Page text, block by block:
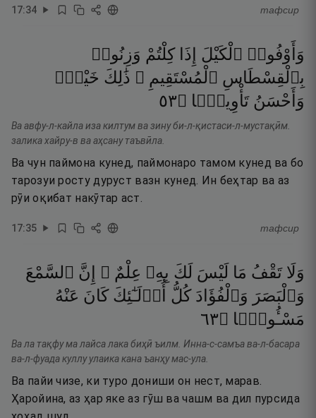
17:34 тафсир
وَأَوْفُوا۟ ٱلْكَيْلَ إِذَا كِلْتُمْ وَزِنُوا۟
بِٱلْقِسْطَاسِ ٱلْمُسْتَقِيمِ ۚ ذَٰلِكَ خَيْرٌۭ
وَأَحْسَنُ تَأْوِيلًۭا ۝٣٥
Ва авфу-л-кайла иза килтум ва зину би-л-қистаси-л-мустақӣм.
залика хайру-в ва аҳсану таъвӣла.
Ва чун паймона кунед, паймонаро тамом кунед ва бо
тарозуи росту дуруст вазн кунед. Ин беҳтар ва аз
рӯи оқибат накӯтар аст.
17:35 тафсир
وَلَا تَقْفُ مَا لَيْسَ لَكَ بِهِۦ عِلْمٌ ۚ إِنَّ ٱلسَّمْعَ
وَٱلْبَصَرَ وَٱلْفُؤَادَ كُلُّ أُو۟لَـٰٓئِكَ كَانَ عَنْهُ
مَسْـُٔولًۭا ۝٣٦
Ва ла тақфу ма лайса лака биҳӣ ъилм. Инна-с-самъа ва-л-басара
ва-л-фуада куллу улаика кана ъанҳу мас-ула.
Ва пайи чизе, ки туро дониши он нест, марав.
Ҳаройина, аз ҳар яке аз гӯш ва чашм ва дил пурсида